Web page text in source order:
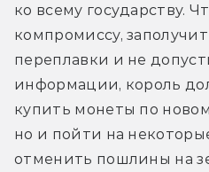
ко всему государству.
компромиссу,
переплавки и не
информации, король
купить монеты по
но и пойти на
отменить пошлины на